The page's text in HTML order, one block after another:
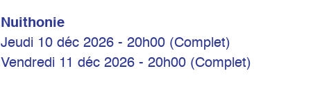
Nuithonie
Jeudi 10 déc 2026 - 20h00 (Complet)
Vendredi 11 déc 2026 - 20h00 (Complet)